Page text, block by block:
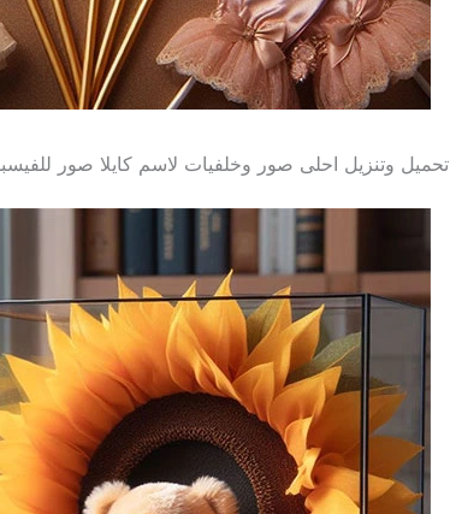
تحميل وتنزيل احلى صور وخلفيات لاسم كايلا صور